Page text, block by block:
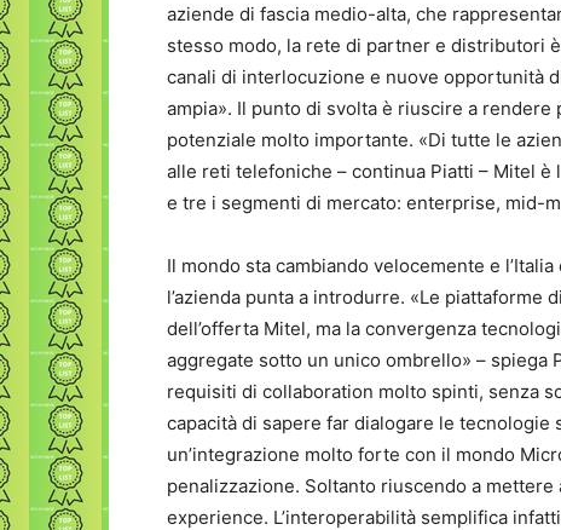
aziende di fascia medio-alta, che
stesso modo, la rete di partner e distributori
canali di interlocuzione e nuove opportunità
ampia». Il punto di svolta è riuscire a
potenziale molto importante. «Di tutte le
alle reti telefoniche – continua Piatti – Mitel è
e tre i segmenti di mercato: enterprise, mid-
Il mondo sta cambiando velocemente e
l’azienda punta a introdurre. «Le
dell’offerta Mitel, ma la convergenza
aggregate sotto un unico ombrello» – spiega
requisiti di collaboration molto spinti, senza
capacità di sapere far dialogare le tecnologie
un’integrazione molto forte con il mondo
penalizzazione. Soltanto riuscendo a
experience. L’interoperabilità semplifica